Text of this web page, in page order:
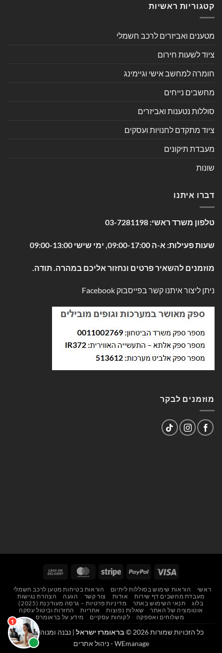
קטגוריות ראשיות
מטענים ואביזרים לרכב חשמלי
ציוד לשעות חירום
חומרה למחשב אישי וגיימינג
מחשבים נייחים
סוללות נטענות ואביזרים
ציוד מתקדם לחנויות ועסקים
מעבדת תיקונים
שונות
דברו איתנו
טלפון משרד ראשי: 03-7281198
שעות פעילות: א-ה 09:00-17:00, ימי שישי 09:00-13:00
מוזמנים להשאיר פרטים ונחזור אליכם במהרה. תודה.
ניתן ליצור איתנו קשר בפייסבוק Facebook
מוזמנים לבקר
Visa
PayPal
Stripe
MasterCard
Delivery
ראשי הוראות שימוש בסוללות ליתיום
הוראות בטיחות מטען לרכב חשמלי
מעבדת מחשבים דף שירות
אודות צור קשר הגעה
הצהרת נגישות
בלוג
תנאי השימוש באתר
מדיניות פרטיות – גרסה מעודכנת (2025)
אוטומציה של האתר
שאלות נפוצות אחריות
החזרות וביטול עסקה
משלוחים ואספקה
לקוחות עסקיים מידע על בראומרס
כל הזכויות שמורות 2026 © בראומרז ישראל | נבנה ומנוהל על ידי
WEmanage - ניהול אתרים